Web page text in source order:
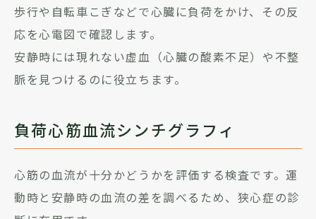
歩行や自転車こぎなどで心臓に負荷をかけ、その反
応を心電図で確認します。
安静時には現れない虚血（心臓の酸素不足）や不整
脈を見つけるのに役立ちます。
負荷心筋血流シンチグラフィ
心筋の血流が十分かどうかを評価する検査です。運
動時と安静時の血流の差を調べるため、狭心症の診